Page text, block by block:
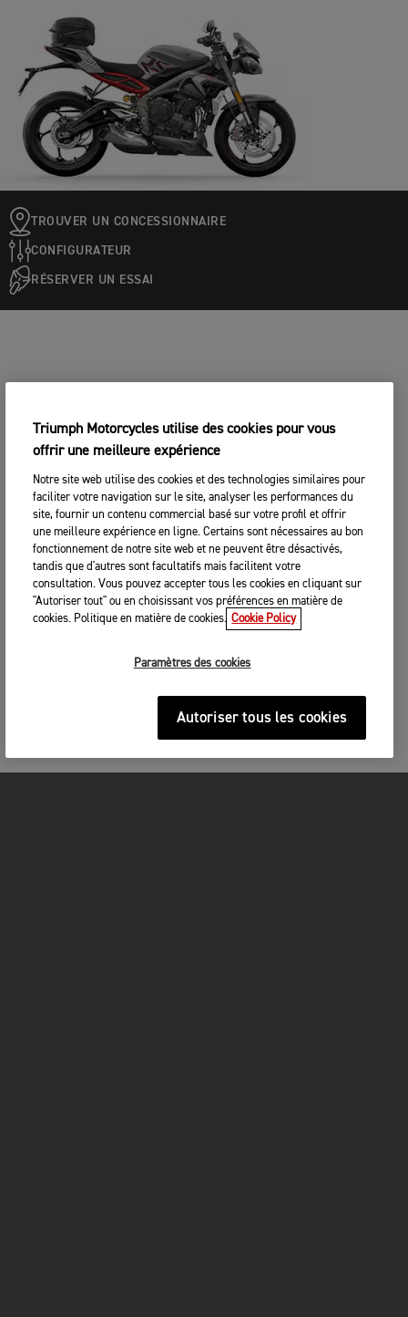
TROUVER UN CONCESSIONNAIRE
CONFIGURATEUR
RÉSERVER UN ESSAI
Triumph Motorcycles utilise des cookies pour vous
offrir une meilleure expérience
Notre site web utilise des cookies et des technologies similaires pour
faciliter votre navigation sur le site, analyser les performances du
site, fournir un contenu commercial basé sur votre profil et offrir
une meilleure expérience en ligne. Certains sont nécessaires au bon
fonctionnement de notre site web et ne peuvent être désactivés,
tandis que d'autres sont facultatifs mais facilitent votre
consultation. Vous pouvez accepter tous les cookies en cliquant sur
"Autoriser tout" ou en choisissant vos préférences en matière de
cookies. Politique en matière de cookies. Cookie Policy
Paramètres des cookies
Autoriser tous les cookies